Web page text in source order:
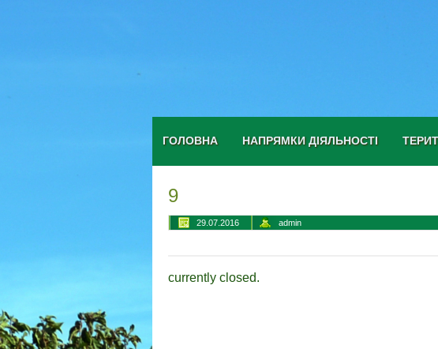
ГОЛОВНА НАПРЯМКИ ДІЯЛЬНОСТІ
9
29.07.2016 admin
currently closed.